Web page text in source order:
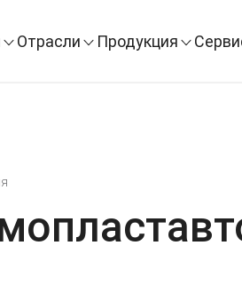
Отрасли Продукция